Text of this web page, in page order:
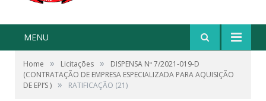
MENU
Home » Licitações »
DISPENSA Nº 7/2021-019-D
(CONTRATAÇÃO DE EMPRESA ESPECIALIZADA PARA AQUISIÇÃO
DE EPI’S ) » RATIFICAÇÃO (21)